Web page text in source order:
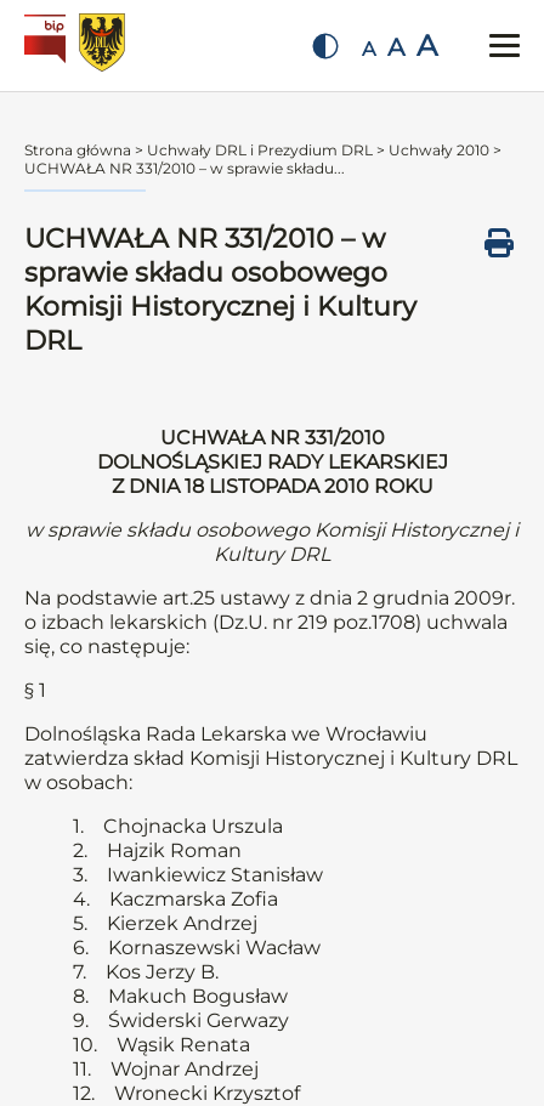
A A A
Strona główna > Uchwały DRL i Prezydium DRL > Uchwały 2010 >
UCHWAŁA NR 331/2010 – w sprawie składu...
UCHWAŁA NR 331/2010 – w
sprawie składu osobowego
Komisji Historycznej i Kultury
DRL
UCHWAŁA NR 331/2010
DOLNOŚLĄSKIEJ RADY LEKARSKIEJ
Z DNIA 18 LISTOPADA 2010 ROKU
w sprawie składu osobowego Komisji Historycznej i
Kultury DRL
Na podstawie art.25 ustawy z dnia 2 grudnia 2009r.
o izbach lekarskich (Dz.U. nr 219 poz.1708) uchwala
się, co następuje:
§ 1
Dolnośląska Rada Lekarska we Wrocławiu
zatwierdza skład Komisji Historycznej i Kultury DRL
w osobach:
1. Chojnacka Urszula
2. Hajzik Roman
3. Iwankiewicz Stanisław
4. Kaczmarska Zofia
5. Kierzek Andrzej
6. Kornaszewski Wacław
7. Kos Jerzy B.
8. Makuch Bogusław
9. Świderski Gerwazy
10. Wąsik Renata
11. Wojnar Andrzej
12. Wronecki Krzysztof